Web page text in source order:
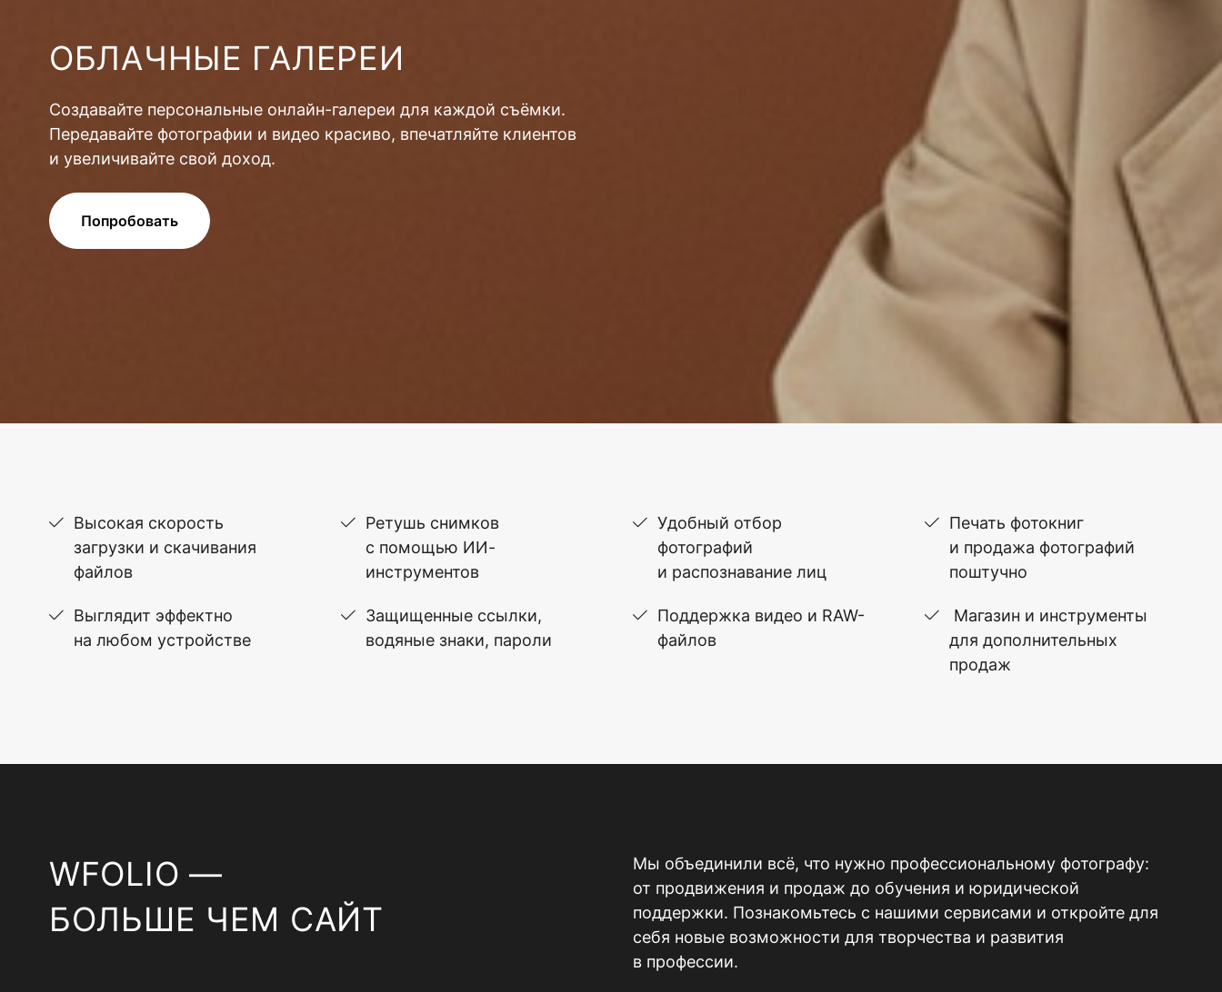
ОБЛАЧНЫЕ ГАЛЕРЕИ
Создавайте персональные онлайн-галереи для каждой съёмки.
Передавайте фотографии и видео красиво, впечатляйте клиентов
и увеличивайте свой доход.
Попробовать
Высокая скорость
загрузки и скачивания
файлов
Выглядит эффектно
на любом устройстве
Ретушь снимков
с помощью ИИ-
инструментов
Защищенные ссылки,
водяные знаки, пароли
Удобный отбор
фотографий
и распознавание лиц
Поддержка видео и RAW-
файлов
Печать фотокниг
и продажа фотографий
поштучно
Магазин и инструменты
для дополнительных
продаж
WFOLIO —
БОЛЬШЕ ЧЕМ САЙТ
Мы объединили всё, что нужно профессиональному фотографу:
от продвижения и продаж до обучения и юридической
поддержки. Познакомьтесь с нашими сервисами и откройте для
себя новые возможности для творчества и развития
в профессии.